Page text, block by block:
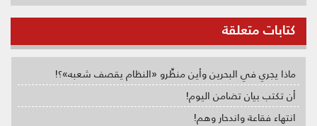
كتابات متعلقة
ماذا يجري في البحرين وأين منظِّرو «النظام يقصف شعبه»؟!
أن تكتب بيان تضامن اليوم!
انتهاء فقاعة واندحار وهم!